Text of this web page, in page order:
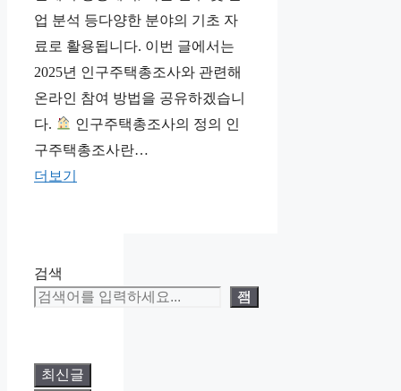
업 분석 등다양한 분야의 기초 자
료로 활용됩니다. 이번 글에서는
2025년 인구주택총조사와 관련해
온라인 참여 방법을 공유하겠습니
다.
인구주택총조사의 정의 인
구주택총조사란…
더보기
검색
검색
최신글